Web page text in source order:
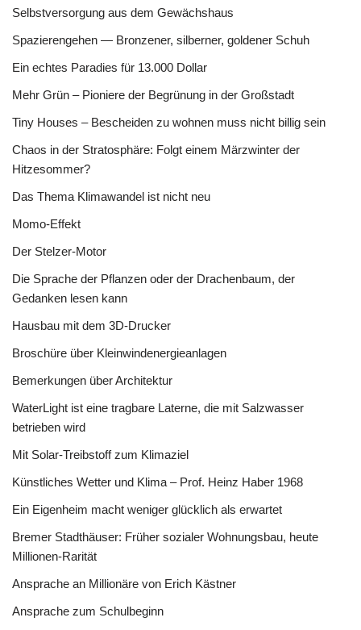
Selbstversorgung aus dem Gewächshaus
Spazierengehen — Bronzener, silberner, goldener Schuh
Ein echtes Paradies für 13.000 Dollar
Mehr Grün – Pioniere der Begrünung in der Großstadt
Tiny Houses – Bescheiden zu wohnen muss nicht billig sein
Chaos in der Stratosphäre: Folgt einem Märzwinter der
Hitzesommer?
Das Thema Klimawandel ist nicht neu
Momo-Effekt
Der Stelzer-Motor
Die Sprache der Pflanzen oder der Drachenbaum, der
Gedanken lesen kann
Hausbau mit dem 3D-Drucker
Broschüre über Kleinwindenergieanlagen
Bemerkungen über Architektur
WaterLight ist eine tragbare Laterne, die mit Salzwasser
betrieben wird
Mit Solar-Treibstoff zum Klimaziel
Künstliches Wetter und Klima – Prof. Heinz Haber 1968
Ein Eigenheim macht weniger glücklich als erwartet
Bremer Stadthäuser: Früher sozialer Wohnungsbau, heute
Millionen-Rarität
Ansprache an Millionäre von Erich Kästner
Ansprache zum Schulbeginn